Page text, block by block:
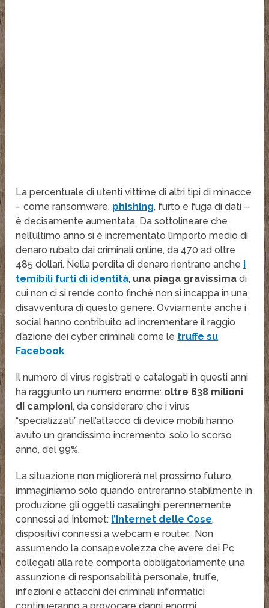
La percentuale di utenti vittime di altri tipi di minacce
– come ransomware, phishing, furto e fuga di dati –
è decisamente aumentata. Da sottolineare che
nell’ultimo anno si è incrementato l’importo medio di
denaro rubato dai criminali online, da 470 ad oltre
485 dollari. Nella perdita di denaro rientrano anche i
temibili furti di identità, una piaga gravissima di
cui non ci si rende conto finché non si incappa in una
disavventura di questo genere. Ovviamente anche i
social hanno contribuito ad incrementare il raggio
d’azione dei cyber criminali come le truffe su
Facebook.
Il numero di virus registrati e catalogati in questi anni
ha raggiunto un numero enorme: oltre 638 milioni
di campioni, da considerare che i virus
“specializzati” nell’attacco di device mobili hanno
avuto un grandissimo incremento, solo lo scorso
anno, del 99%.
La situazione non migliorerà nel prossimo futuro,
immaginiamo solo quando entreranno stabilmente in
produzione gli oggetti casalinghi perennemente
connessi ad Internet: l’Internet delle Cose,
dispositivi connessi a webcam e router. Non
assumendo la consapevolezza che avere dei Pc
collegati alla rete comporta obbligatoriamente una
assunzione di responsabilità personale, truffe,
infezioni e attacchi dei criminali informatici